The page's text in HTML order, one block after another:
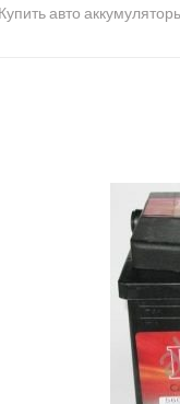
Купить авто